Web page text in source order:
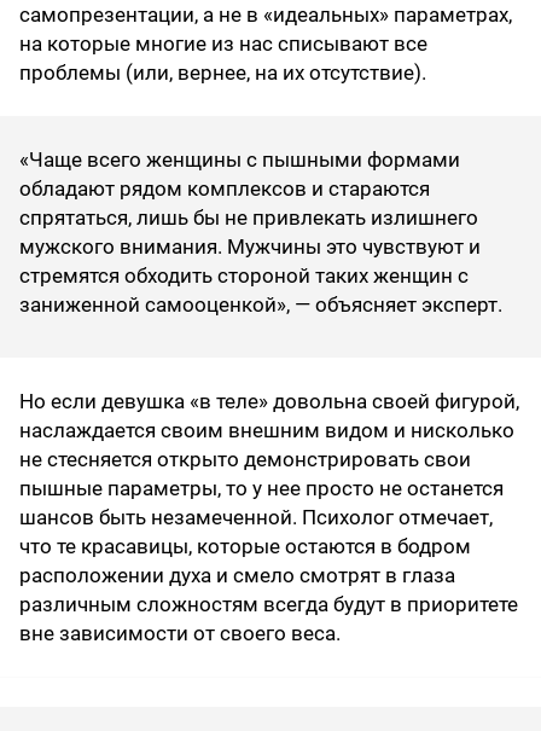
самопрезентации, а не в «идеальных» параметрах,
на которые многие из нас списывают все
проблемы (или, вернее, на их отсутствие).
«Чаще всего женщины с пышными формами
обладают рядом комплексов и стараются
спрятаться, лишь бы не привлекать излишнего
мужского внимания. Мужчины это чувствуют и
стремятся обходить стороной таких женщин с
заниженной самооценкой», — объясняет эксперт.
Но если девушка «в теле» довольна своей фигурой,
наслаждается своим внешним видом и нисколько
не стесняется открыто демонстрировать свои
пышные параметры, то у нее просто не останется
шансов быть незамеченной. Психолог отмечает,
что те красавицы, которые остаются в бодром
расположении духа и смело смотрят в глаза
различным сложностям всегда будут в приоритете
вне зависимости от своего веса.